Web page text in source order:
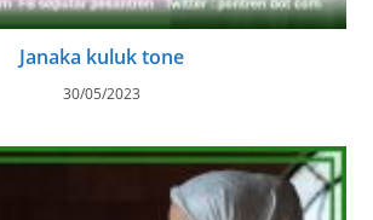
Janaka kuluk tone
30/05/2023